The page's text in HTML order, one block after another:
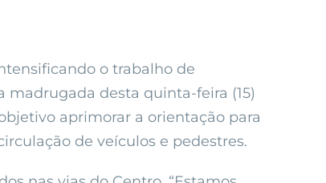
o trabalho de
desta quinta-feira (15)
aprimorar a orientação para
de veículos e pedestres.